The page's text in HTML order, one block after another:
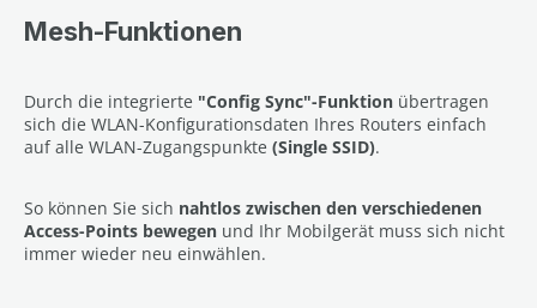
Mesh-Funktionen
Durch die integrierte "Config Sync"-Funktion übertragen
sich die WLAN-Konfigurationsdaten Ihres Routers einfach
auf alle WLAN-Zugangspunkte (Single SSID).
So können Sie sich nahtlos zwischen den verschiedenen
Access-Points bewegen und Ihr Mobilgerät muss sich nicht
immer wieder neu einwählen.